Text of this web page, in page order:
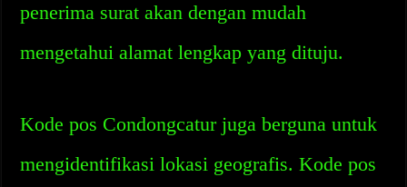
penerima surat akan dengan mudah
mengetahui alamat lengkap yang dituju.
Kode pos Condongcatur juga berguna untuk
mengidentifikasi lokasi geografis. Kode pos